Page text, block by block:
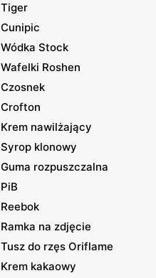
Tiger
Cunipic
Wódka Stock
Wafelki Roshen
Czosnek
Crofton
Krem nawilżający
Syrop klonowy
Guma rozpuszczalna
PiB
Reebok
Ramka na zdjęcie
Tusz do rzęs Oriflame
Krem kakaowy